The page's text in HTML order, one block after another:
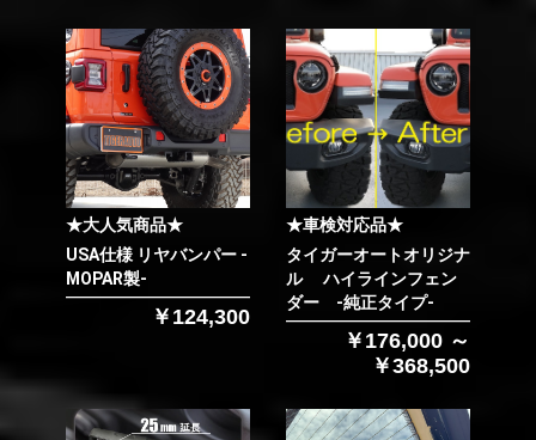
★大人気商品★
USA仕様 リヤバンパー -
MOPAR製-
￥124,300
★車検対応品★
タイガーオートオリジナ
ル ハイラインフェン
ダー -純正タイプ-
￥176,000 ～
￥368,500